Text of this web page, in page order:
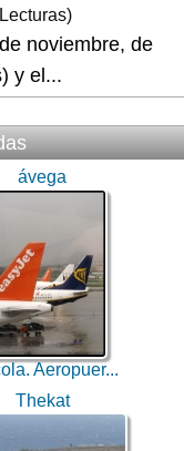
noviembre, de
y el...
ávega
Aeropuer...
Thekat